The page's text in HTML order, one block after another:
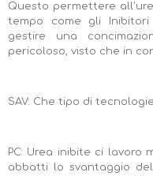
Questo permettere
tempo come gli Inibitori
gestire una
pericoloso, visto che in
SAV: Che tipo di
PC: Urea inibite ci
abbatti lo svantaggio